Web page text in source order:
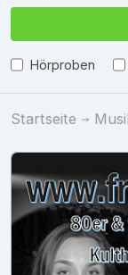
Hörproben
Startseite